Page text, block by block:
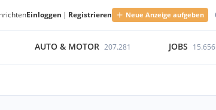
Einloggen | Registrieren Neue Anzeige aufgeben
AUTO & MOTOR 207.281 JOBS 15.656